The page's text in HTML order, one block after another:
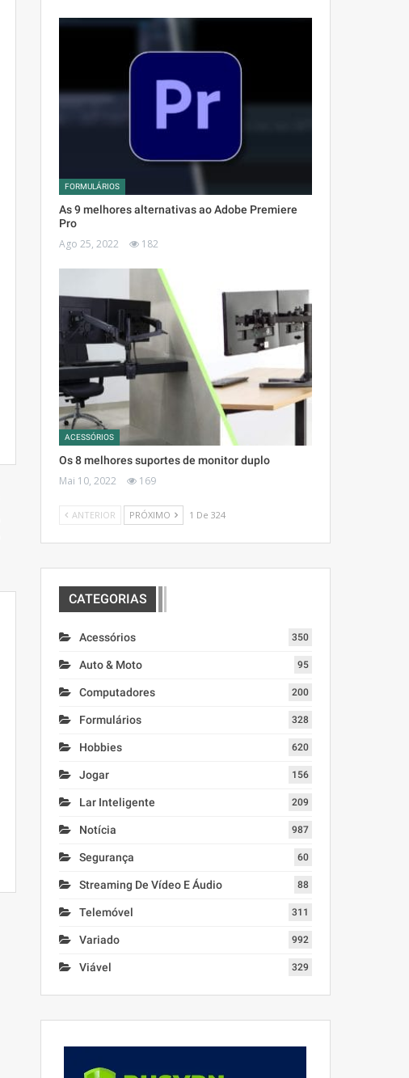
FORMULÁRIOS
As 9 melhores alternativas ao Adobe Premiere
Pro
Ago 25, 2022 182
ACESSÓRIOS
Os 8 melhores suportes de monitor duplo
Mai 10, 2022 169
ANTERIOR PRÓXIMO 1 De 324
CATEGORIAS
Acessórios 350
Auto & Moto 95
Computadores 200
Formulários 328
Hobbies 620
Jogar 156
Lar Inteligente 209
Notícia 987
Segurança 60
Streaming De Vídeo E Áudio 88
Telemóvel 311
Variado 992
Viável 329